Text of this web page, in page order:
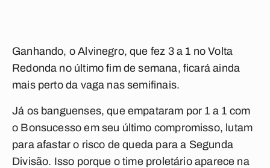
Ganhando, o Alvinegro, que fez 3 a 1 no Volta
Redonda no último fim de semana, ficará ainda
mais perto da vaga nas semifinais.
Já os banguenses, que empataram por 1 a 1 com
o Bonsucesso em seu último compromisso, lutam
para afastar o risco de queda para a Segunda
Divisão. Isso porque o time proletário aparece na